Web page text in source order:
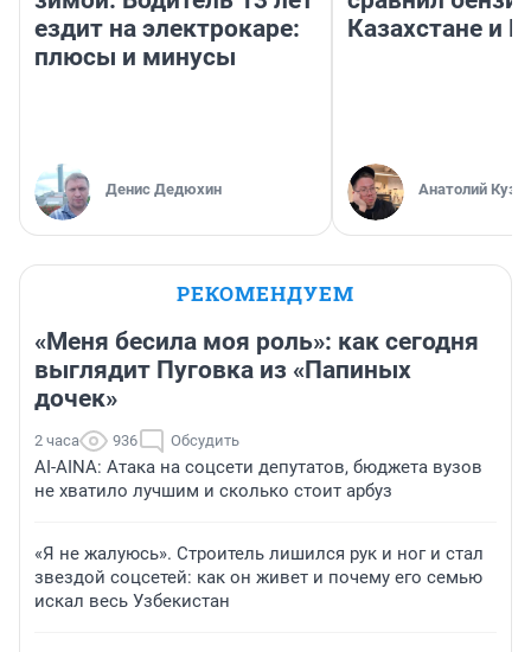
ездит на электрокаре:
плюсы и минусы
Денис Дедюхин
Казахстане и
Анатолий
РЕКОМЕНДУЕМ
«Меня бесила моя роль»: как сегодня
выглядит Пуговка из «Папиных
дочек»
2 часа 936 Обсудить
AI-AINA: Атака на соцсети депутатов, бюджета вузов
не хватило лучшим и сколько стоит арбуз
«Я не жалуюсь». Строитель лишился рук и ног и стал
звездой соцсетей: как он живет и почему его семью
искал весь Узбекистан